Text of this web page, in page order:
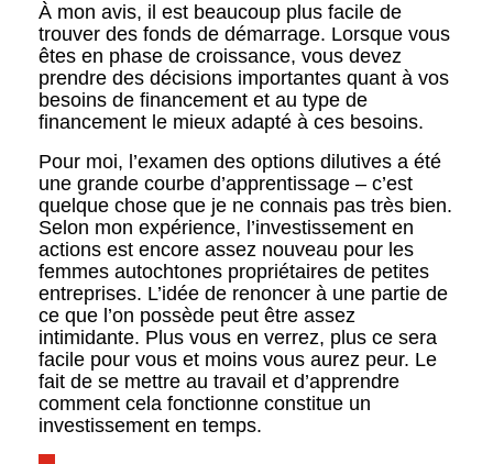
À mon avis, il est beaucoup plus facile de
trouver des fonds de démarrage. Lorsque vous
êtes en phase de croissance, vous devez
prendre des décisions importantes quant à vos
besoins de financement et au type de
financement le mieux adapté à ces besoins.
Pour moi, l’examen des options dilutives a été
une grande courbe d’apprentissage – c’est
quelque chose que je ne connais pas très bien.
Selon mon expérience, l’investissement en
actions est encore assez nouveau pour les
femmes autochtones propriétaires de petites
entreprises. L’idée de renoncer à une partie de
ce que l’on possède peut être assez
intimidante. Plus vous en verrez, plus ce sera
facile pour vous et moins vous aurez peur. Le
fait de se mettre au travail et d’apprendre
comment cela fonctionne constitue un
investissement en temps.